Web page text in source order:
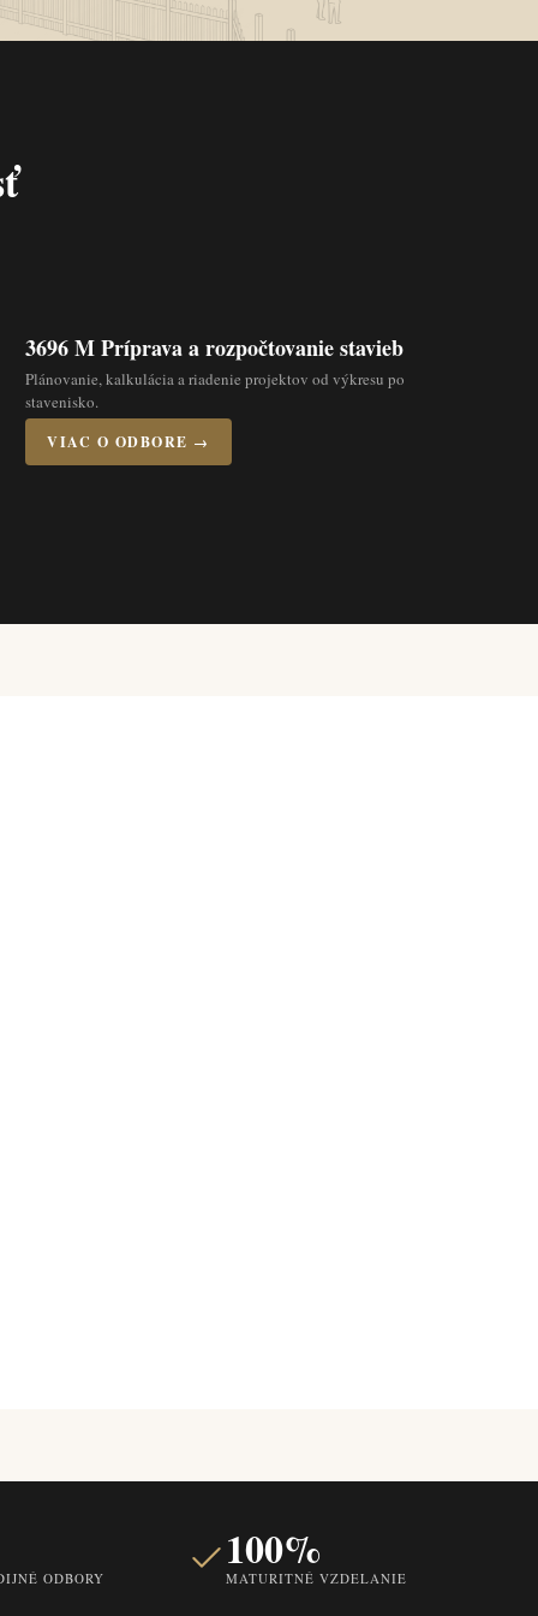
3696 M Príprava a rozpočtovanie stavieb
Plánovanie, kalkulácia a riadenie projektov od výkresu po
stavenisko.
VIAC O ODBORE →
ODBORY
100%
MATURITNÉ VZDELANIE